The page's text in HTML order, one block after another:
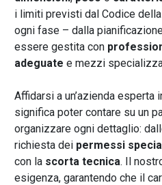
i limiti previsti dal Codice
ogni fase – dalla
essere gestita con
adeguate e mezzi
Affidarsi a un’azienda esperta
significa poter contare su un
organizzare ogni dettaglio:
richiesta dei permessi
con la scorta tecnica. Il
esigenza, garantendo che il